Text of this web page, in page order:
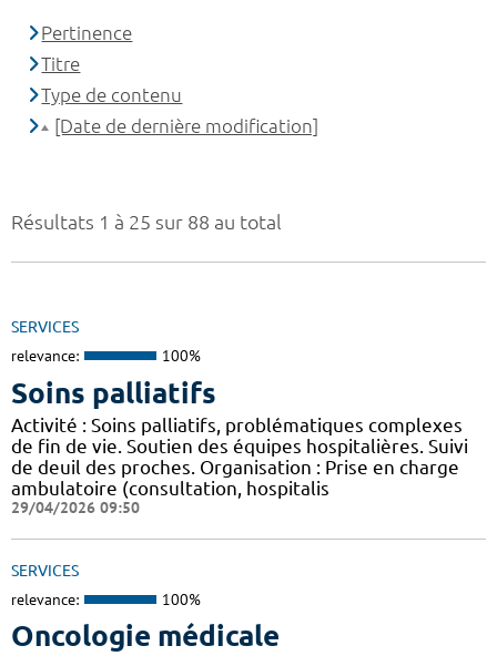
Résultats 1 à 25 sur 88 au total
SERVICES
relevance: 100%
Soins palliatifs
Activité : Soins palliatifs, problématiques complexes
de fin de vie. Soutien des équipes hospitalières. Suivi
de deuil des proches. Organisation : Prise en charge
ambulatoire (consultation, hospitalis
29/04/2026 09:50
SERVICES
relevance: 100%
Oncologie médicale
Pertinence
Titre
Type de contenu
[Date de dernière modification]